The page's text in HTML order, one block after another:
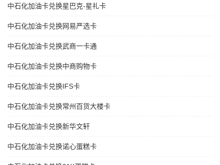
中石化加油卡兑换星巴克-星礼卡
中石化加油卡兑换网易严选卡
中石化加油卡兑换武商一卡通
中石化加油卡兑换中商购物卡
中石化加油卡兑换IFS卡
中石化加油卡兑换常州百货大楼卡
中石化加油卡兑换新华文轩
中石化加油卡兑换诺心蛋糕卡